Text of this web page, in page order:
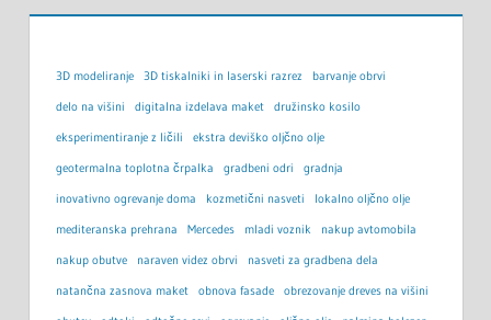
3D modeliranje 3D tiskalniki in laserski razrez barvanje obrvi
delo na višini digitalna izdelava maket družinsko kosilo
eksperimentiranje z ličili ekstra deviško oljčno olje
geotermalna toplotna črpalka gradbeni odri gradnja
inovativno ogrevanje doma kozmetični nasveti lokalno oljčno olje
mediteranska prehrana Mercedes mladi voznik nakup avtomobila
nakup obutve naraven videz obrvi nasveti za gradbena dela
natančna zasnova maket obnova fasade obrezovanje dreves na višini